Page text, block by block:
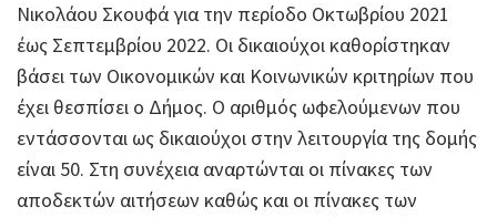
Νικολάου Σκουφά για την περίοδο Οκτωβρίου 2021
έως Σεπτεμβρίου 2022. Οι δικαιούχοι καθορίστηκαν
βάσει των Οικονομικών και Κοινωνικών κριτηρίων που
έχει θεσπίσει ο Δήμος. Ο αριθμός ωφελούμενων που
εντάσσονται ως δικαιούχοι στην λειτουργία της δομής
είναι 50. Στη συνέχεια αναρτώνται οι πίνακες των
αποδεκτών αιτήσεων καθώς και οι πίνακες των